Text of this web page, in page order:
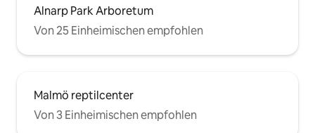
Alnarp Park Arboretum
Von 25 Einheimischen empfohlen
Malmö reptilcenter
Von 3 Einheimischen empfohlen